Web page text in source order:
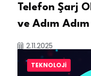
Telefon Şarj
ve Adım
2.11.2025
TEKNOLOJI